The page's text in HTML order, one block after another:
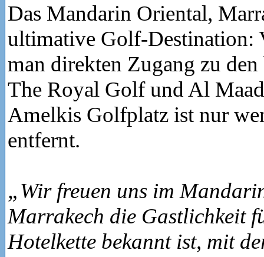
Das Mandarin Oriental,
ultimative Golf-Destination:
man direkten Zugang zu
The Royal Golf und Al
Amelkis Golfplatz ist nur
entfernt.
„Wir freuen uns im
Marrakech die Gastlichkeit
Hotelkette bekannt ist, mit